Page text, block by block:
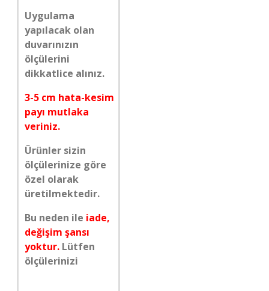
Uygulama
yapılacak olan
duvarınızın
ölçülerini
dikkatlice alınız.
3-5 cm hata-kesim
payı mutlaka
veriniz.
Ürünler sizin
ölçülerinize göre
özel olarak
üretilmektedir.
Bu neden ile iade,
değişim şansı
yoktur. Lütfen
ölçülerinizi